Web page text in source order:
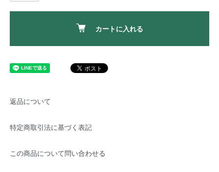
カートに入れる
返品について
特定商取引法に基づく表記
この商品について問い合わせる